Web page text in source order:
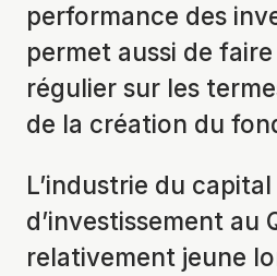
performance des
permet aussi de
régulier sur les
de la création du
L’industrie du capital
d’investissement au
relativement jeune